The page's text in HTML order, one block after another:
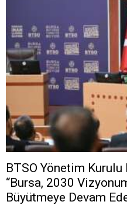
BTSO Yönetim Kurulu
“Bursa, 2030
Büyütmeye Devam